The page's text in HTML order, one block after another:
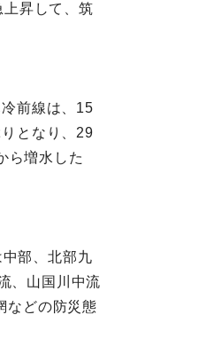
昇して、筑
前線は、15
となり、29
ら増水した
部、北部九
、山国川中流
などの防災態